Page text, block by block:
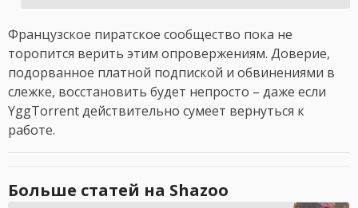
Французское пиратское сообщество пока не
торопится верить этим опровержениям. Доверие,
подорванное платной подпиской и обвинениями в
слежке, восстановить будет непросто – даже если
YggTorrent действительно сумеет вернуться к
работе.
Больше статей на Shazoo